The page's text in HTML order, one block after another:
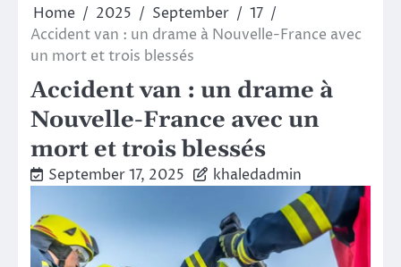
Home 2025 September
17
Accident van : un drame à Nouvelle-France avec
un mort et trois blessés
Accident van : un drame à
Nouvelle-France avec un
mort et trois blessés
September 17, 2025 khaledadmin